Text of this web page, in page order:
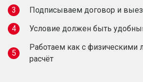
3
Подписываем договор и
4
Условие должен быть
5
Работаем как с
расчёт